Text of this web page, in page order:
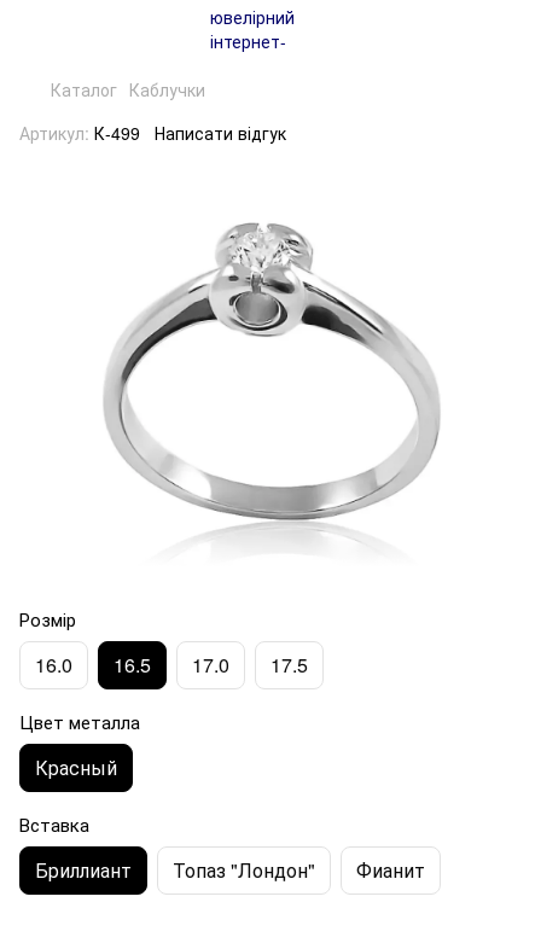
Каталог Каблучки
Артикул: К-499 Написати відгук
Розмір
16.0 16.5 17.0 17.5
Цвет металла
Красный
Вставка
Бриллиант Топаз "Лондон" Фианит